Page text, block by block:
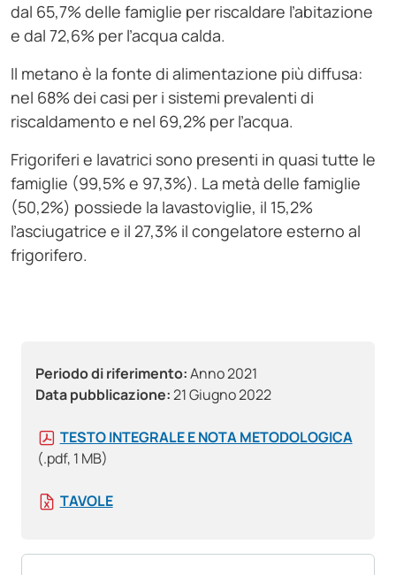
Periodo di riferimento:Anno 2021
Data pubblicazione:21 Giugno 2022
TESTO INTEGRALE E NOTA METODOLOGICA
(.pdf, 1 MB)
TAVOLE
dal 65,7% delle famiglie per riscaldare l’abitazione
e dal 72,6% per l’acqua calda.
Il metano è la fonte di alimentazione più diffusa:
nel 68% dei casi per i sistemi prevalenti di
riscaldamento e nel 69,2% per l’acqua.
Frigoriferi e lavatrici sono presenti in quasi tutte le
famiglie (99,5% e 97,3%). La metà delle famiglie
(50,2%) possiede la lavastoviglie, il 15,2%
l’asciugatrice e il 27,3% il congelatore esterno al
frigorifero.